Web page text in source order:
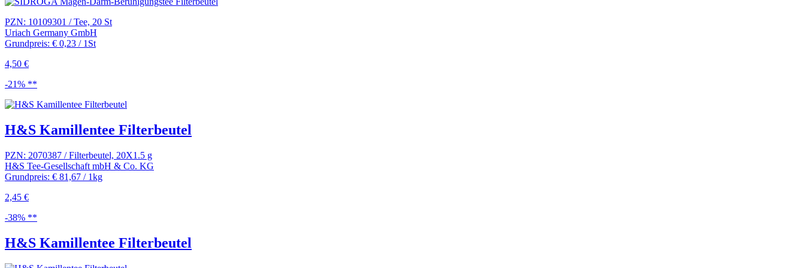
PZN: 10109301 / Tee, 20 St
Uriach Germany GmbH
Grundpreis: € 0,23 / 1St
4,50 €
-21% **
H&S Kamillentee Filterbeutel
PZN: 2070387 / Filterbeutel, 20X1.5 g
H&S Tee-Gesellschaft mbH & Co. KG
Grundpreis: € 81,67 / 1kg
2,45 €
-38% **
H&S Kamillentee Filterbeutel